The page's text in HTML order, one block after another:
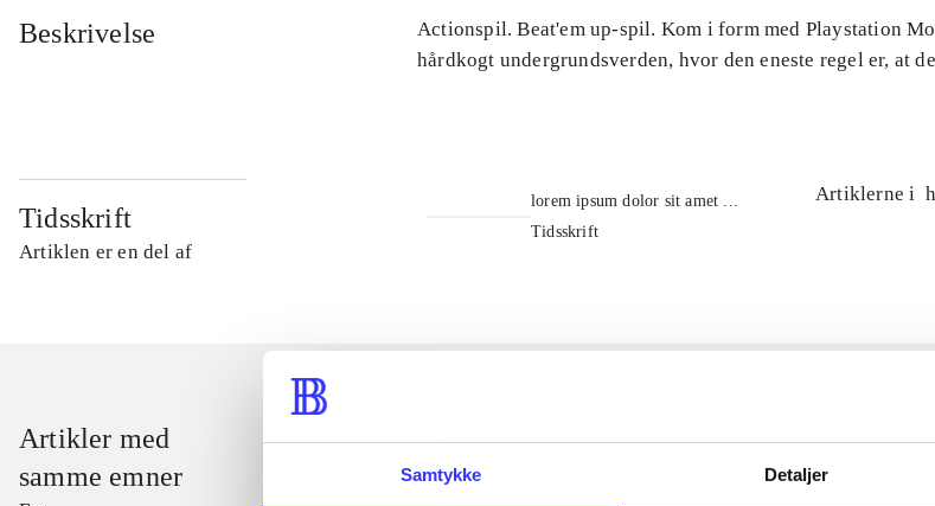
Samtykke Detaljer
Beskrivelse
Actionspil. Beat'em up-spil. Kom i form med Playstation
hårdkogt undergrundsverden, hvor den eneste regel er, at
Tidsskrift
Artiklen er en del af
lorem ipsum dolor sit amet ...
Tidsskrift
Artiklerne i
Artikler med
samme emner